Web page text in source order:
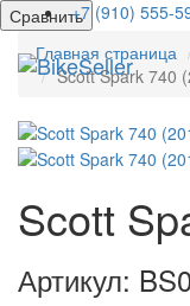
Сравнить+7 (910) 555-
Главная страница
Scott Spark 740
Scott
Артикул: